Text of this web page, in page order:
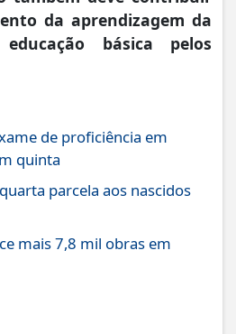
da aprendizagem da
básica pelos
de proficiência em
quinta
parcela aos nascidos
mais 7,8 mil obras em